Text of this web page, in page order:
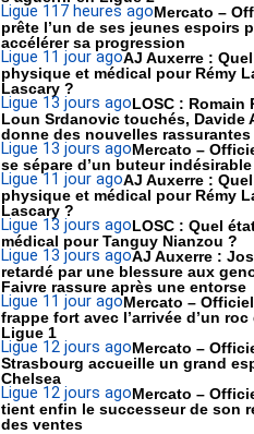
Ligue 1 17 heures agoMercato –
prête l’un de ses jeunes espoirs
accélérer sa progression
Ligue 1 1 jour agoAJ Auxerre :
physique et médical pour Rémy
Lascary ?
Ligue 13 jours agoLOSC : Romain
Loun Srdanovic touchés, Davide
donne des nouvelles rassurantes
Ligue 13 jours agoMercato –
se sépare d’un buteur indésirable
Ligue 1 1 jour agoAJ Auxerre :
physique et médical pour Rémy
Lascary ?
Ligue 13 jours agoLOSC : Quel
médical pour Tanguy Nianzou ?
Ligue 13 jours agoAJ Auxerre :
retardé par une blessure aux
Faivre rassure après une entorse
Ligue 1 1 jour agoMercato –
frappe fort avec l’arrivée d’un
Ligue 1
Ligue 12 jours agoMercato –
Strasbourg accueille un grand
Chelsea
Ligue 12 jours agoMercato –
tient enfin le successeur de son
des ventes